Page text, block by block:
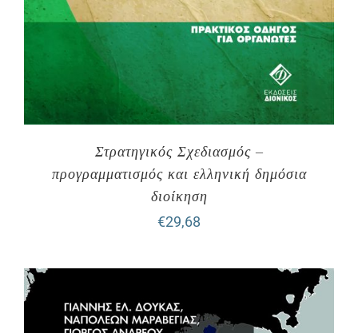
Στρατηγικός Σχεδιασμός –
προγραμματισμός και ελληνική δημόσια
διοίκηση
€29,68